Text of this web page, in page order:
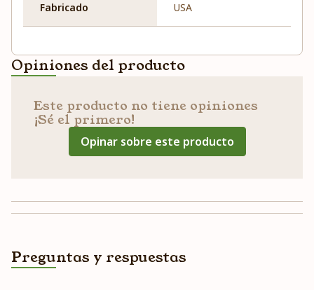
Fabricado USA
Opiniones del producto
Este producto no tiene opiniones
¡Sé el primero!
Opinar sobre este producto
Preguntas y respuestas